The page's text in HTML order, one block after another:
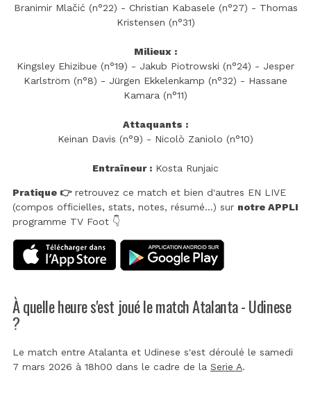
Branimir Mlačić (n°22) - Christian Kabasele (n°27) - Thomas
Kristensen (n°31)
Milieux :
Kingsley Ehizibue (n°19) - Jakub Piotrowski (n°24) - Jesper
Karlström (n°8) - Jürgen Ekkelenkamp (n°32) - Hassane
Kamara (n°11)
Attaquants :
Keinan Davis (n°9) - Nicolò Zaniolo (n°10)
Entraîneur : Kosta Runjaic
Pratique 👉retrouvez ce match et bien d'autres EN LIVE
(compos officielles, stats, notes, résumé...) sur notre APPLI
programme TV Foot 👇
À quelle heure s'est joué le match Atalanta - Udinese
?
Le match entre Atalanta et Udinese s'est déroulé le samedi
7 mars 2026 à 18h00 dans le cadre de la Serie A.